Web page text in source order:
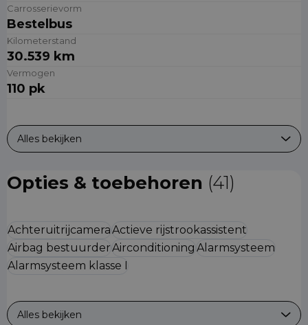
Carrosserievorm
Bestelbus
Kilometerstand
30.539 km
Vermogen
110 pk
Alles bekijken
Opties & toebehoren (41)
AchteruitrijcameraActieve rijstrookassistent
Airbag bestuurderAirconditioning Alarmsysteem
Alarmsysteem klasse I
Alles bekijken